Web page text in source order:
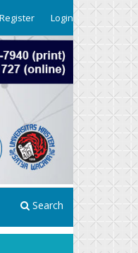
Search
Register Login